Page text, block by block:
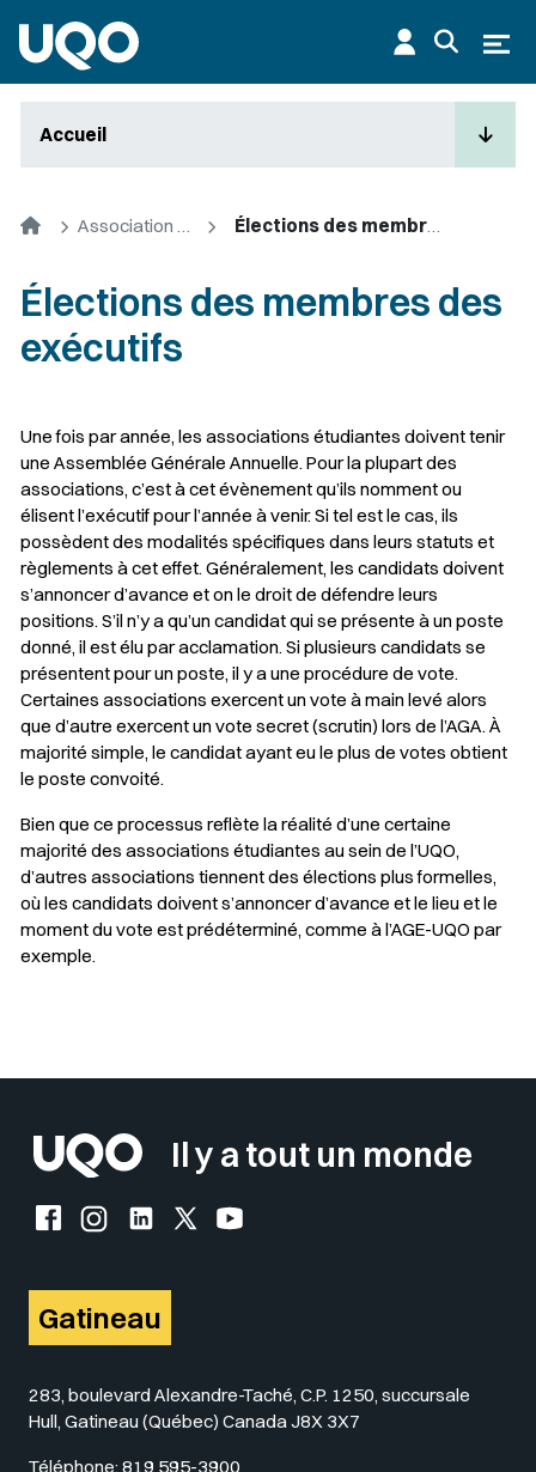
Accueil
Accueil Association des étudiants en gestion de projet et administration Élections des membres des exécutifs
Élections des membres des
exécutifs
Une fois par année, les associations étudiantes doivent tenir
une Assemblée Générale Annuelle. Pour la plupart des
associations, c’est à cet évènement qu’ils nomment ou
élisent l’exécutif pour l’année à venir. Si tel est le cas, ils
possèdent des modalités spécifiques dans leurs statuts et
règlements à cet effet. Généralement, les candidats doivent
s’annoncer d’avance et on le droit de défendre leurs
positions. S’il n’y a qu’un candidat qui se présente à un poste
donné, il est élu par acclamation. Si plusieurs candidats se
présentent pour un poste, il y a une procédure de vote.
Certaines associations exercent un vote à main levé alors
que d’autre exercent un vote secret (scrutin) lors de l’AGA. À
majorité simple, le candidat ayant eu le plus de votes obtient
le poste convoité.
Bien que ce processus reflète la réalité d’une certaine
majorité des associations étudiantes au sein de l’UQO,
d’autres associations tiennent des élections plus formelles,
où les candidats doivent s’annoncer d’avance et le lieu et le
moment du vote est prédéterminé, comme à l’AGE-UQO par
exemple.
Il y a tout un monde
Facebook de l'UQO
Instagram de l'UQO
LinkedIn de l'UQO
X (Twitter) de l'UQO
YouTube de l'UQO
Gatineau
283, boulevard Alexandre-Taché, C.P. 1250, succursale
Hull, Gatineau (Québec) Canada J8X 3X7
Téléphone: 819 595-3900